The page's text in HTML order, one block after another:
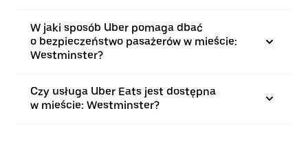
W jaki sposób Uber pomaga dbać
o bezpieczeństwo pasażerów w mieście:
Westminster?
Czy usługa Uber Eats jest dostępna
w mieście: Westminster?